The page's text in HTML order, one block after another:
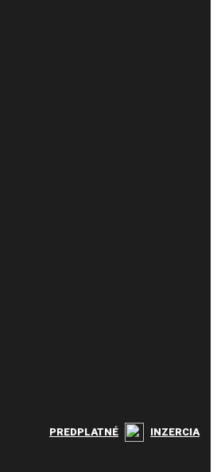
PREDPLATNÉ INZERCIA